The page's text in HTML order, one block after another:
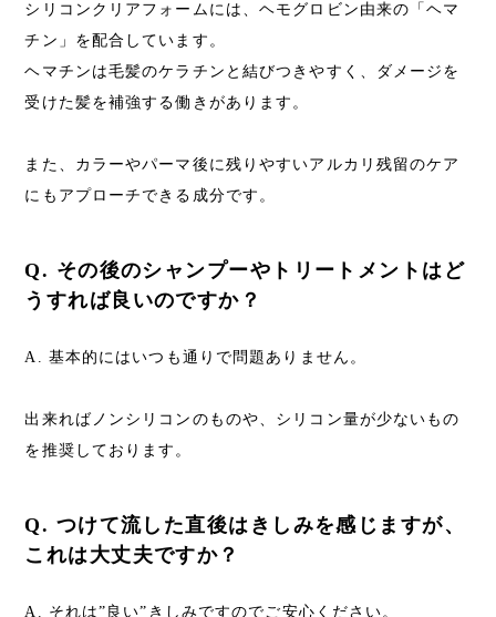
シリコンクリアフォームには、ヘモグロビン由来の「ヘマ
チン」を配合しています。
ヘマチンは毛髪のケラチンと結びつきやすく、ダメージを
受けた髪を補強する働きがあります。
また、カラーやパーマ後に残りやすいアルカリ残留のケア
にもアプローチできる成分です。
Q. その後のシャンプーやトリートメントはど
うすれば良いのですか？
A. 基本的にはいつも通りで問題ありません。
出来ればノンシリコンのものや、シリコン量が少ないもの
を推奨しております。
Q. つけて流した直後はきしみを感じますが、
これは大丈夫ですか？
A. それは”良い”きしみですのでご安心ください。